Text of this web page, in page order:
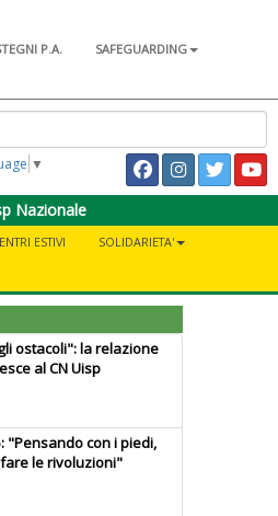
P.A.
SAFEGUARDING
▼
Nazionale
ESTIVI
SOLIDARIETA'
ostacoli": la relazione
al CN Uisp
"Pensando con i piedi,
le rivoluzioni"